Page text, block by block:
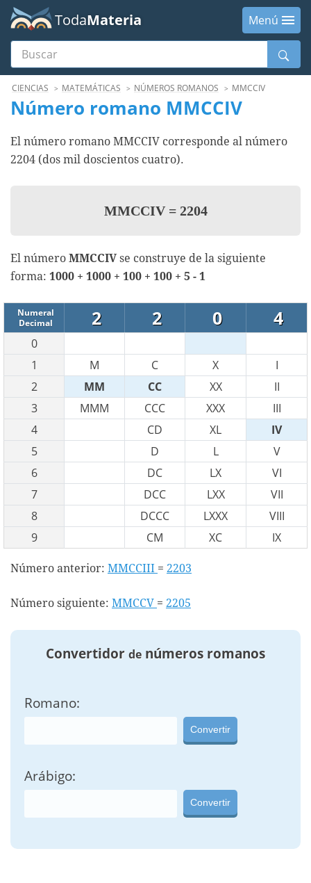
TodaMateria
Menú
Buscar
MenúCIENCIAS MATEMÁTICAS NÚMEROS ROMANOS MMCCIV
Número romano MMCCIV
El número romano MMCCIV corresponde al número
2204 (dos mil doscientos cuatro).
MMCCIV =2204
El número MMCCIVse construye de la siguiente
forma: 1000 + 1000 + 100 + 100 + 5 - 1
Numeral
Decimal
2 2 0 4
0
1
M C X
I
2
MM CC XX
II
3
MMM CCC XXX
III
4
CD XL
IV
5
D L
V
6
DC LX
VI
7
DCC LXX
VII
8
DCCC LXXX
VIII
9
CM XC IX
Número anterior: MMCCIII = 2203
Número siguiente: MMCCV = 2205
Convertidor de números romanos
Romano:
Convertir
Arábigo:
Convertir